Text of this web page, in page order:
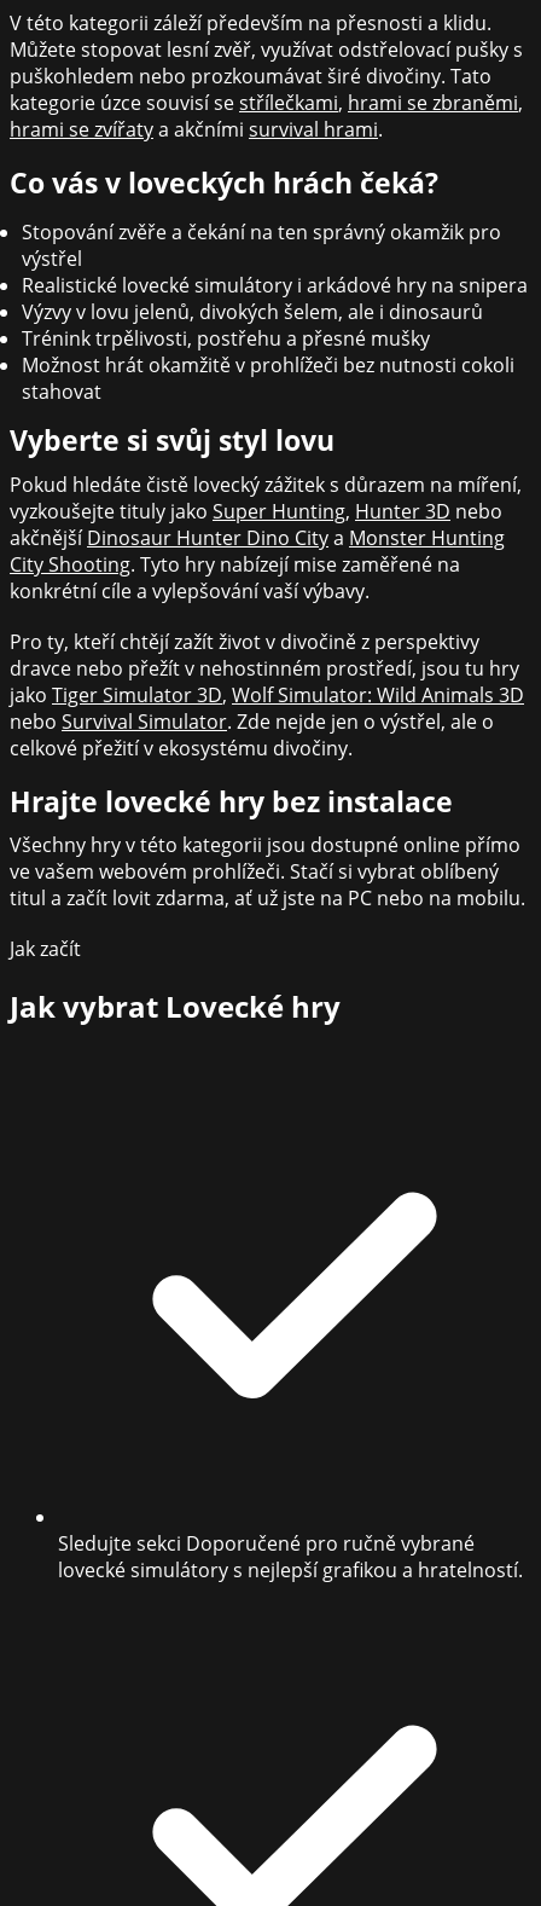
V této kategorii záleží především na přesnosti a klidu.
Můžete stopovat lesní zvěř, využívat odstřelovací pušky s
puškohledem nebo prozkoumávat širé divočiny. Tato
kategorie úzce souvisí sestřílečkami, hrami se zbraněmi,
hrami se zvířatya akčními survival hrami.
Co vás v loveckých hrách čeká?
Stopování zvěře a čekání na ten správný okamžik pro
výstřel
Realistické lovecké simulátory i arkádové hry na snipera
Výzvy v lovu jelenů, divokých šelem, ale i dinosaurů
Trénink trpělivosti, postřehu a přesné mušky
Možnost hrát okamžitě v prohlížeči bez nutnosti cokoli
stahovat
Vyberte si svůj styl lovu
Pokud hledáte čistě lovecký zážitek s důrazem na míření,
vyzkoušejte tituly jako Super Hunting, Hunter 3D nebo
akčnějšíDinosaur Hunter Dino Citya Monster Hunting
City Shooting. Tyto hry nabízejí mise zaměřené na
konkrétní cíle a vylepšování vaší výbavy.
Pro ty, kteří chtějí zažít život v divočině z perspektivy
dravce nebo přežít v nehostinném prostředí, jsou tu hry
jako Tiger Simulator 3D, Wolf Simulator: Wild Animals 3D
nebo Survival Simulator. Zde nejde jen o výstřel, ale o
celkové přežití v ekosystému divočiny.
Hrajte lovecké hry bez instalace
Všechny hry v této kategorii jsou dostupné online přímo
ve vašem webovém prohlížeči. Stačí si vybrat oblíbený
titul a začít lovit zdarma, ať už jste na PC nebo na mobilu.
Jak začít
Jak vybrat Lovecké hry
Sledujte sekci Doporučené pro ručně vybrané
lovecké simulátory s nejlepší grafikou a hratelností.